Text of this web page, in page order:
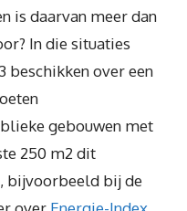
is daarvan meer dan
In die situaties
beschikken over een
gebouwen met
250 m2 dit
bijvoorbeeld bij de